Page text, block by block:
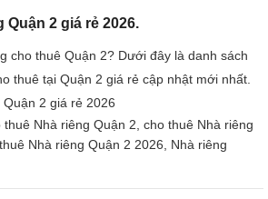
2 giá rẻ 2026.
cho thuê Quận 2? Dưới đây là danh sách
thuê tại Quận 2 giá rẻ cập nhật mới nhất.
2 giá rẻ 2026
Nhà riêng Quận 2, cho thuê Nhà riêng
Nhà riêng Quận 2 2026, Nhà riêng